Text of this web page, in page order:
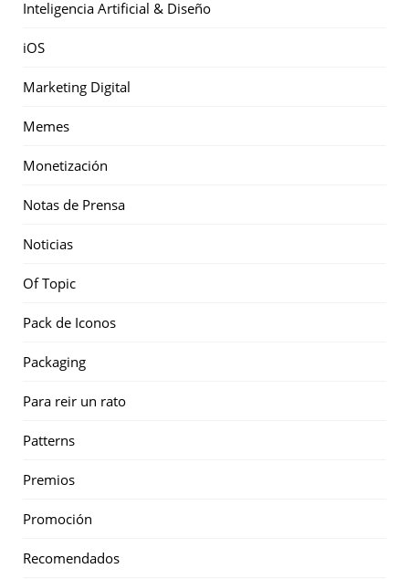
Inteligencia Artificial & Diseño
iOS
Marketing Digital
Memes
Monetización
Notas de Prensa
Noticias
Of Topic
Pack de Iconos
Packaging
Para reir un rato
Patterns
Premios
Promoción
Recomendados